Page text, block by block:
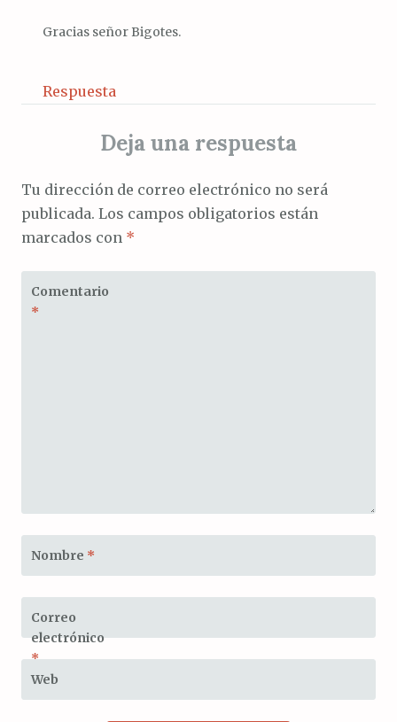
Gracias señor Bigotes.
Respuesta
Deja una respuesta
Tu dirección de correo electrónico no será
publicada. Los campos obligatorios están
marcados con *
Comentario
*
Nombre *
Correo
electrónico
*
Web